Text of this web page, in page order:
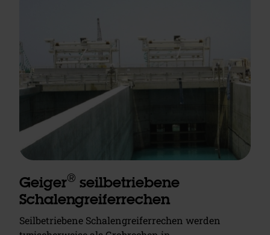
Geiger® seilbetriebene
Schalengreiferrechen
Seilbetriebene Schalengreiferrechen werden